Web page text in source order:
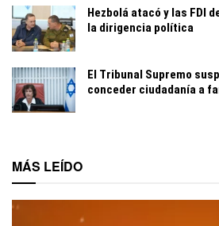
Hezbolá atacó y las FDI
la dirigencia política
El Tribunal Supremo
conceder ciudadanía a
MÁS LEÍDO